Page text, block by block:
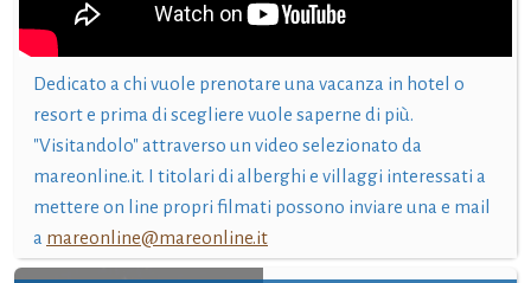
Dedicato a chi vuole prenotare una vacanza in hotel o
resort e prima di scegliere vuole saperne di più.
"Visitandolo" attraverso un video selezionato da
mareonline.it. I titolari di alberghi e villaggi interessati a
mettere on line propri filmati possono inviare una e mail
a mareonline@mareonline.it